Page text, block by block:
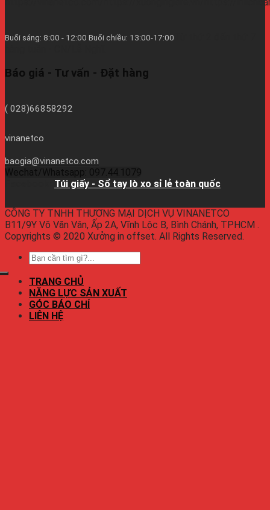
Buổi sáng: 8:00 - 12:00 Buổi chiều: 13:00-17:00
Báo giá - Tư vấn - Đặt hàng
( 028)66858292
vinanetco
baogia@vinanetco.com
Wechat/Whatsapp: 097.44.1079
Túi giấy - Sổ tay lò xo sỉ lẻ toàn quốc
CÔNG TY TNHH THƯƠNG MẠI DỊCH VỤ VINANETCO
B11/9Y Võ Văn Vân, Ấp 2A, Vĩnh Lộc B, Bình Chánh, TPHCM .
Copyrights © 2020 Xưởng in offset. All Rights Reserved.
TRANG CHỦ
NĂNG LỰC SẢN XUẤT
GÓC BÁO CHÍ
LIÊN HỆ